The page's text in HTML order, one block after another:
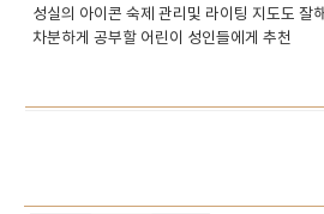
성실의 아이콘 숙제 관리및 라이팅 지도도 잘
차분하게 공부할 어린이 성인들에게 추천